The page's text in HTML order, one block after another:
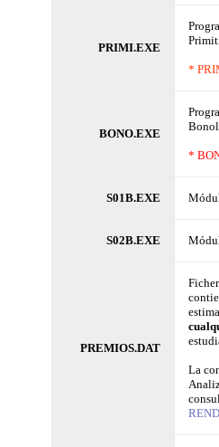
PRIMI.EXE
*
BONO.EXE
*
S01B.EXE
S02B.EXE
PREMIOS.DAT
La